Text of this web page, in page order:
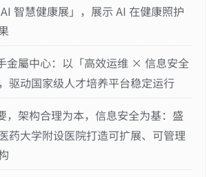
智慧健康展」，展示 AI 在健康照护
金屬中心：以「高效运维 × 信息安全
驱动国家级人才培养平台稳定运行
，架构合理为本，信息安全为基：盛
药大学附设医院打造可扩展、可管理